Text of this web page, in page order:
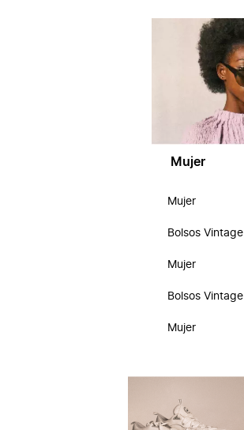
Mujer
Mujer
Bolsos Vintage
Mujer
Bolsos Vintage
Mujer